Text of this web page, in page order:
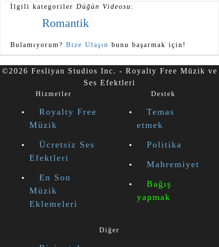
İlgili kategoriler Düğün Videosu :
Romantik
Bulamıyorum? Bize Ulaşın bunu başarmak için!
©2026 Fesliyan Studios Inc. - Royalty Free Müzik ve
Ses Efektleri
Hizmetler
Royalty Free
Müzik
Ücretsiz Ses
Efektleri
En Son
Müzik
Eklemeleri
Destek
Temas
etmek
Politika
Mahremiyet
Bağış
yapmak
Diğer